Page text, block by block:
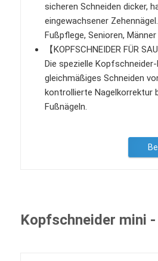
sicheren Schneiden dicker,
eingewachsener
Fußpflege, Senioren, Männer
【KOPFSCHNEIDER FÜR
Die spezielle
gleichmäßiges Schneiden
kontrollierte Nagelkorrektur
Fußnägeln.
Kopfschneider mini